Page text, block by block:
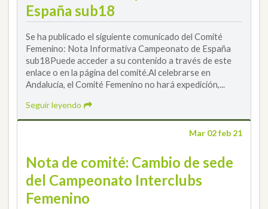
España sub18
Se ha publicado el siguiente comunicado del Comité
Femenino: Nota Informativa Campeonato de España
sub18Puede acceder a su contenido a través de este
enlace o en la página del comité.Al celebrarse en
Andalucía, el Comité Femenino no hará expedición,...
Seguir leyendo
Mar 02 feb 21
Nota de comité: Cambio de sede
del Campeonato Interclubs
Femenino